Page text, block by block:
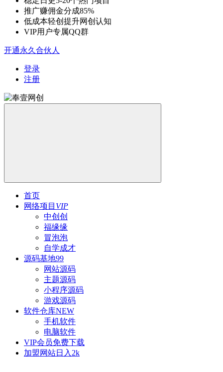
推广赚佣金分成85%
低成本轻创提升网创认知
VIP用户专属QQ群
开通永久合伙人
登录
注册
首页
网络项目 VIP
中创创
福缘缘
冒泡泡
自学成才
源码基地99
网站源码
主题源码
小程序源码
游戏源码
软件仓库NEW
手机软件
电脑软件
VIP会员免费下载
加盟网站日入2k